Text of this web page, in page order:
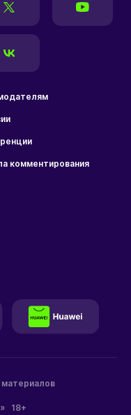
комментирования
18+
материалов